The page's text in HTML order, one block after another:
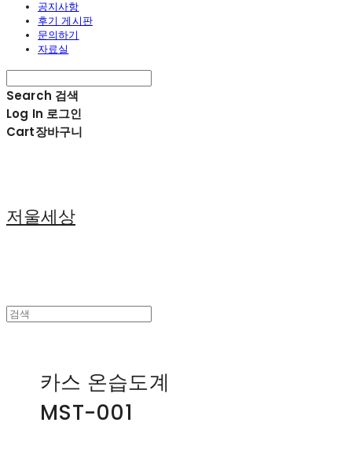
공지사항
후기 게시판
문의하기
자료실
Search 검색
Log In 로그인
Cart장바구니
저울세상
카스 온습도계
MST-001